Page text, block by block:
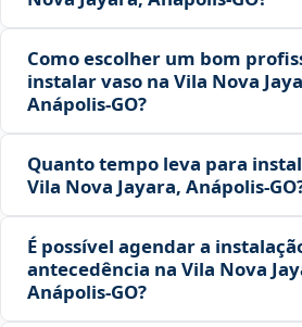
Como escolher um bom
instalar vaso na Vila Nova
Anápolis‑GO?
Quanto tempo leva para
Vila Nova Jayara,
É possível agendar a
antecedência na Vila Nova
Anápolis‑GO?